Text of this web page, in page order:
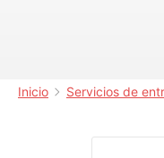
Inicio Servicios de